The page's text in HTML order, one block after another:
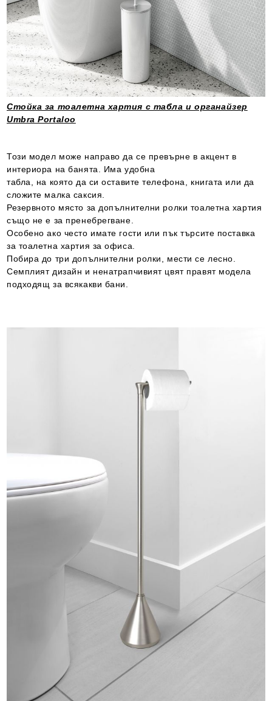
Стойка за тоалетна хартия с табла и органайзер
Umbra Portaloo
Този модел може направо да се превърне в акцент в
интериора на банята. Има удобна
табла, на която да си оставите телефона, книгата или да
сложите малка саксия.
Резервното място за допълнителни ролки тоалетна хартия
също не е за пренебрегване.
Особено ако често имате гости или пък търсите поставка
за тоалетна хартия за офиса.
Побира до три допълнителни ролки, мести се лесно.
Семплият дизайн и ненатрапчивият цвят правят модела
подходящ за всякакви бани.